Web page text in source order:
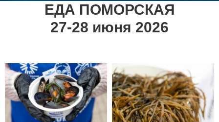
ЕДА ПОМОРСКАЯ
27-28 июня 2026